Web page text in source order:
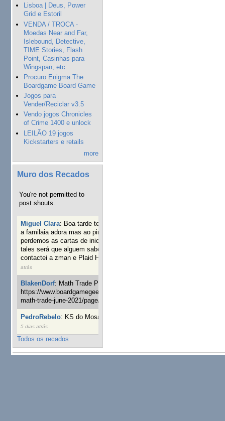
Lisboa | Deus, Power
Grid e Estoril
VENDA / TROCA -
Moedas Near and Far,
Islebound, Detective,
TIME Stories, Flash
Point, Casinhas para
Wingspan, etc...
Procuro Enigma The
Boardgame Board Game
Jogos para
Vender/Reciclar v3.5
Vendo jogos Chronicles
of Crime 1400 e unlock
LEILÃO 19 jogos
Kickstarters e retails
more
Muro dos Recados
You're not permitted to
post shouts.
Miguel Clara: Boa tarde tenho jogo Mice and mistics que
a familaia adora mas ao pintarmos as miniaturas
perdemos as cartas de iniciaticva da expanção downood
tales será que alguem sabe onde adquirir as cartas já
contactei a zman e Plaid Hat e nada
atrás
BlakenDorf: Math Trade Portuguesa a decorrer. Aqui:
https://www.boardgamegeek.com/geeklist/286035/portugal-
math-trade-june-2021/page/1
PedroRebelo: KS do Mosaic em 10 minutos :)
5 dias atrás
Todos os recados